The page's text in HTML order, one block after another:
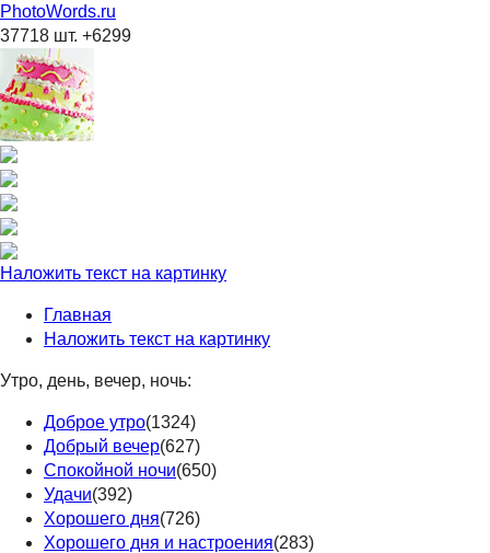
PhotoWords.ru
37718 шт. +6299
Наложить текст на картинку
Главная
Наложить текст на картинку
Утро, день, вечер, ночь:
Доброе утро(1324)
Добрый вечер(627)
Спокойной ночи(650)
Удачи(392)
Хорошего дня(726)
Хорошего дня и настроения(283)